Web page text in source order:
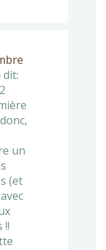
dit:
un
(et